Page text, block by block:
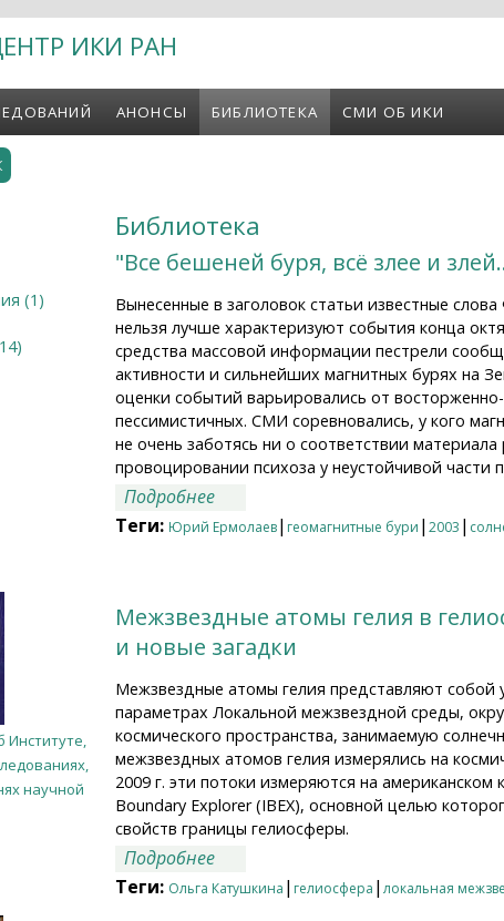
ИКИ РАН
АНОНСЫ БИБЛИОТЕКА СМИ ОБ ИКИ
Библиотека
"Все бешеней буря, всё злее и
Вынесенные в заголовок статьи известные
нельзя лучше характеризуют события конца
средства массовой информации пестрели
активности и сильнейших магнитных бурях на
оценки событий варьировались от
пессимистичных. СМИ соревновались, у кого
не очень заботясь ни о соответствии
провоцировании психоза у неустойчивой части
Подробнее
Теги: Юрий Ермолаев| геомагнитные бури | 2003 |
Межзвездные атомы гелия в
и новые загадки
Межзвездные атомы гелия представляют собой
параметрах Локальной межзвездной среды,
космического пространства, занимаемую
межзвездных атомов гелия измерялись на
2009 г. эти потоки измеряются на
Boundary Explorer (IBEX), основной целью
свойств границы гелиосферы.
Подробнее
загадки
Теги: Ольга Катушкина | гелиосфера | локальная
(1)
Институте,
научной